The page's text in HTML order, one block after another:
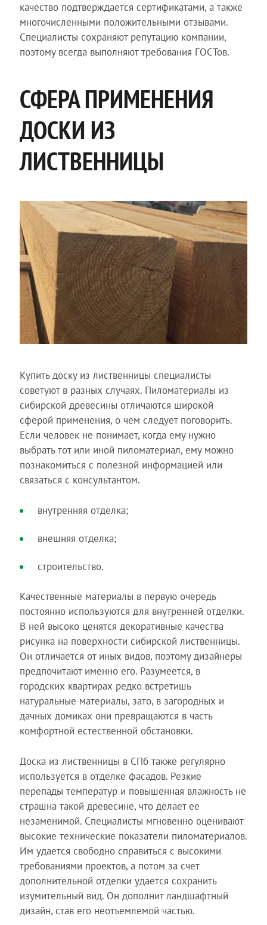
качество подтверждается сертификатами, а также
многочисленными положительными отзывами.
Специалисты сохраняют репутацию компании,
поэтому всегда выполняют требования ГОСТов.
СФЕРА ПРИМЕНЕНИЯ
ДОСКИ ИЗ
ЛИСТВЕННИЦЫ
Купить доску из лиственницы специалисты
советуют в разных случаях. Пиломатериалы из
сибирской древесины отличаются широкой
сферой применения, о чем следует поговорить.
Если человек не понимает, когда ему нужно
выбрать тот или иной пиломатериал, ему можно
познакомиться с полезной информацией или
связаться с консультантом.
внутренняя отделка;
внешняя отделка;
строительство.
Качественные материалы в первую очередь
постоянно используются для внутренней отделки.
В ней высоко ценятся декоративные качества
рисунка на поверхности сибирской лиственницы.
Он отличается от иных видов, поэтому дизайнеры
предпочитают именно его. Разумеется, в
городских квартирах редко встретишь
натуральные материалы, зато, в загородных и
дачных домиках они превращаются в часть
комфортной естественной обстановки.
Доска из лиственницы в СПб также регулярно
используется в отделке фасадов. Резкие
перепады температур и повышенная влажность не
страшна такой древесине, что делает ее
незаменимой. Специалисты мгновенно оценивают
высокие технические показатели пиломатериалов.
Им удается свободно справиться с высокими
требованиями проектов, а потом за счет
дополнительной отделки удается сохранить
изумительный вид. Он дополнит ландшафтный
дизайн, став его неотъемлемой частью.